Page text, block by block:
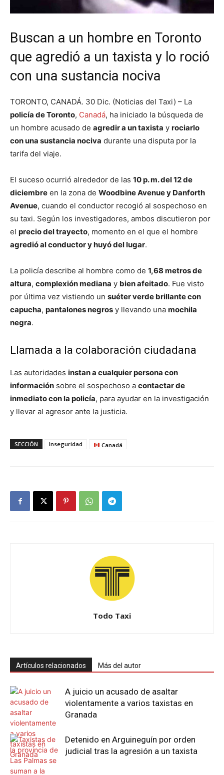
Buscan a un hombre en Toronto
que agredió a un taxista y lo roció
con una sustancia nociva
TORONTO, CANADÁ. 30 Dic. (Noticias del Taxi) – La
policía de Toronto, Canadá, ha iniciado la búsqueda de
un hombre acusado de agredir a un taxista y rociarlo
con una sustancia nociva durante una disputa por la
tarifa del viaje.
El suceso ocurrió alrededor de las 10 p. m. del 12 de
diciembre en la zona de Woodbine Avenue y Danforth
Avenue, cuando el conductor recogió al sospechoso en
su taxi. Según los investigadores, ambos discutieron por
el precio del trayecto, momento en el que el hombre
agredió al conductor y huyó del lugar.
La policía describe al hombre como de 1,68 metros de
altura, complexión mediana y bien afeitado. Fue visto
por última vez vistiendo un suéter verde brillante con
capucha, pantalones negros y llevando una mochila
negra.
Llamada a la colaboración ciudadana
Las autoridades instan a cualquier persona con
información sobre el sospechoso a contactar de
inmediato con la policía, para ayudar en la investigación
y llevar al agresor ante la justicia.
SECCIÓN Inseguridad Canadá
Todo Taxi
Artículos relacionados Más del autor
A juicio un acusado de asaltar
violentamente a varios taxistas en
Granada
Detenido en Arguineguín por orden
judicial tras la agresión a un taxista